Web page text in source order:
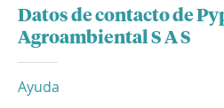
Datos de contacto de
Agroambiental S A S
Ayuda